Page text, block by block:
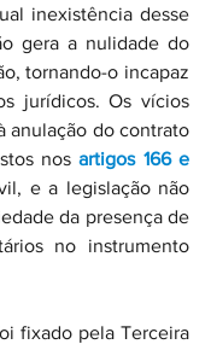
inexistência desse
gera a nulidade do
tornando-o incapaz
jurídicos. Os vícios
anulação do contrato
nos artigos 166 e
e a legislação não
da presença de
no instrumento
fixado pela Terceira